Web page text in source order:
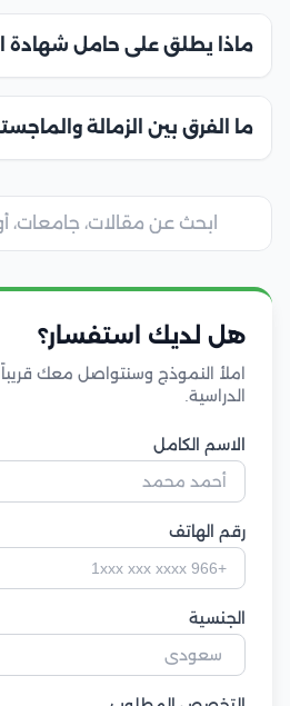
ماذا يطلق على حامل شهادة
ما الفرق بين الزمالة
هل لديك استفسار؟
املأ النموذج وسنتواصل معك
الدراسية.
الاسم الكامل
رقم الهاتف
الجنسية